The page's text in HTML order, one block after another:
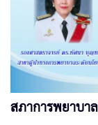
สภาการพยาบา